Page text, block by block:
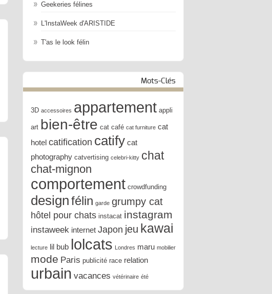
Geekeries félines
L'InstaWeek d'ARISTIDE
T'as le look félin
Mots-Clés
3D accessoires appartement appli
art bien-être cat café cat furniture cat
hotel catification catify cat
photography catvertising celebri-kitty chat
chat-mignon
comportement crowdfunding
designfélin garde grumpy cat
hôtel pour chats instacat instagram
instaweek internet Japon jeu kawai
lecture lil bub lolcats Londres maru mobilier
mode Paris publicité race relation
urbain vacances vétérinaire été